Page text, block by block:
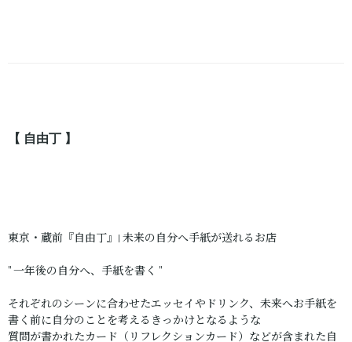
【 自由丁 】
東京・蔵前『自由丁』| 未来の自分へ手紙が送れるお店
" 一年後の自分へ、手紙を書く "
それぞれのシーンに合わせたエッセイやドリンク、未来へお手紙を
書く前に自分のことを考えるきっかけとなるような
質問が書かれたカード（リフレクションカード）などが含まれた自